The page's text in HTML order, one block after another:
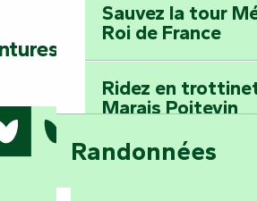
Sauvez la tour
Roi de France
Ridez en
Marais Poitevin
Embarquez pour
Randonnées
vous attendent…
avec la balade sonore
« Tous des Héros »